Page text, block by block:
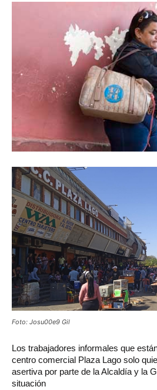
Foto: Josu00e9 Gil
Los trabajadores informales que
centro comercial Plaza Lago solo
asertiva por parte de la Alcaldía y la
situación